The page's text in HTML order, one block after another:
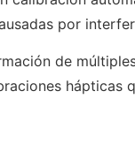
por
de
hápticas